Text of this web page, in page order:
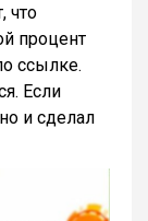
что
процент
ссылке.
Если
и сделал